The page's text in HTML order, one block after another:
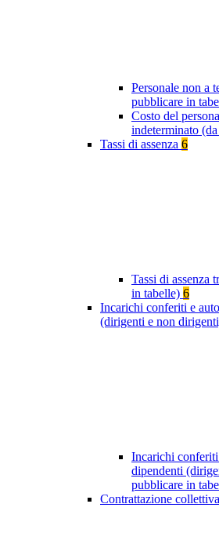
Personale non a
pubblicare in
Costo del
indeterminato
Tassi di assenza 6
Tassi di assenza
in tabelle) 6
Incarichi conferiti e
(dirigenti e non
Incarichi
dipendenti
pubblicare in
Contrattazione collettiva